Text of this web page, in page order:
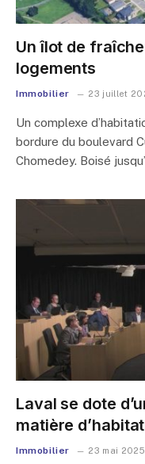
Un îlot de
logements
Immobilier 23 juillet
Un complexe
bordure du boulevard
Chomedey. Boisé
Laval se dote
matière
Immobilier 23 mai 2025